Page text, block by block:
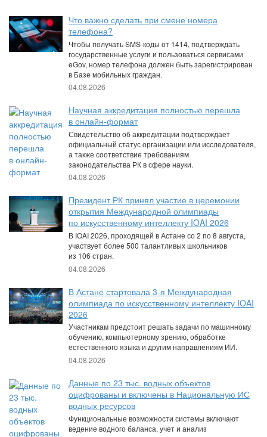
Что важно сделать при смене номера
телефона?
Чтобы получать SMS-коды от 1414, подтверждать
государственные услуги и пользоваться сервисами
eGov, номер телефона должен быть зарегистрирован
в Базе мобильных граждан.
04.08.2026
Научная аккредитация полностью перешла
в онлайн-формат
Свидетельство об аккредитации подтверждает
официальный статус организации или исследователя,
а также соответствие требованиям
законодательства РК в сфере науки.
04.08.2026
Президент РК принял участие в церемонии
открытия Международной олимпиады
по искусственному интеллекту IOAI 2026
В IOAI 2026, проходящей в Астане со 2 по 8 августа,
участвует более 500 талантливых школьников
из 106 стран.
04.08.2026
В Астане стартовала 3-я Международная
олимпиада по искусственному интеллекту IOAI
2026
Участникам предстоит решать задачи по машинному
обучению, компьютерному зрению, обработке
естественного языка и другим направлениям ИИ.
04.08.2026
Данные по 23 тыс. водных объектов
оцифрованы и включены в Национальную ИС
водных ресурсов
Функциональные возможности системы включают
ведение водного баланса, учет и анализ